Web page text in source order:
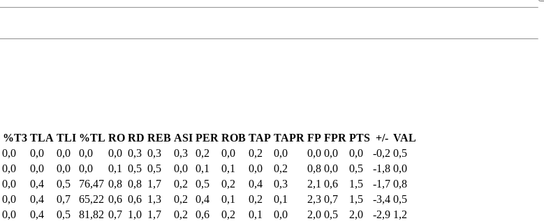
%T3 TLA TLI %TL RO RD REB ASI PER ROB TAP TAPR FP FPR PTS +/- VAL
0,0 0,0 0,0 0,0 0,0 0,3 0,3 0,3 0,2 0,0 0,2 0,0 0,0 0,0 0,0 -0,2 0,5
0,0 0,0 0,0 0,0 0,1 0,5 0,5 0,0 0,1 0,1 0,0 0,2 0,8 0,0 0,5 -1,8 0,0
0,0 0,4 0,5 76,47 0,8 0,8 1,7 0,2 0,5 0,2 0,4 0,3 2,1 0,6 1,5 -1,7 0,8
0,0 0,4 0,7 65,22 0,6 0,6 1,3 0,2 0,4 0,1 0,2 0,1 2,3 0,7 1,5 -3,4 0,5
0,0 0,4 0,5 81,82 0,7 1,0 1,7 0,2 0,6 0,2 0,1 0,0 2,0 0,5 2,0 -2,9 1,2